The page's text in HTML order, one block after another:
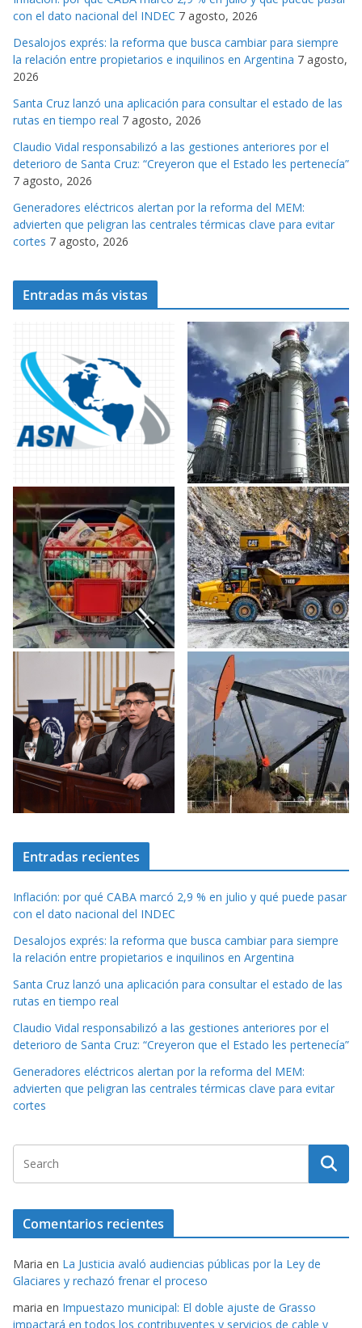
o
r
i
a
s
con el dato nacional del INDEC 7 agosto, 2026
Desalojos exprés: la reforma que busca cambiar para siempre
la relación entre propietarios e inquilinos en Argentina 7 agosto,
2026
Santa Cruz lanzó una aplicación para consultar el estado de las
rutas en tiempo real 7 agosto, 2026
Claudio Vidal responsabilizó a las gestiones anteriores por el
deterioro de Santa Cruz: “Creyeron que el Estado les pertenecía”
7 agosto, 2026
Generadores eléctricos alertan por la reforma del MEM:
advierten que peligran las centrales térmicas clave para evitar
cortes 7 agosto, 2026
Entradas más vistas
Entradas recientes
Inflación: por qué CABA marcó 2,9 % en julio y qué puede pasar
con el dato nacional del INDEC
Desalojos exprés: la reforma que busca cambiar para siempre
la relación entre propietarios e inquilinos en Argentina
Santa Cruz lanzó una aplicación para consultar el estado de las
rutas en tiempo real
Claudio Vidal responsabilizó a las gestiones anteriores por el
deterioro de Santa Cruz: “Creyeron que el Estado les pertenecía”
Generadores eléctricos alertan por la reforma del MEM:
advierten que peligran las centrales térmicas clave para evitar
cortes
Comentarios recientes
Maria en La Justicia avaló audiencias públicas por la Ley de
Glaciares y rechazó frenar el proceso
maria en Impuestazo municipal: El doble ajuste de Grasso
impactará en todos los contribuyentes y servicios de cable y